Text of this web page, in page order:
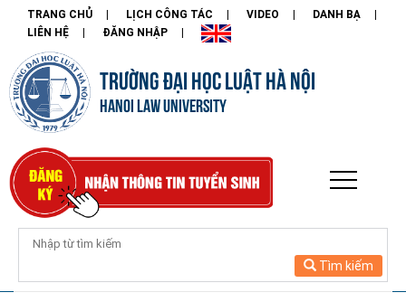
TRANG CHỦ LỊCH CÔNG TÁC VIDEO
DANH BẠ
LIÊN HỆ
ĐĂNG NHẬP
TRƯỜNG ĐẠI HỌC LUẬT HÀ NỘI
HANOI LAW UNIVERSITY
Tìm kiếm